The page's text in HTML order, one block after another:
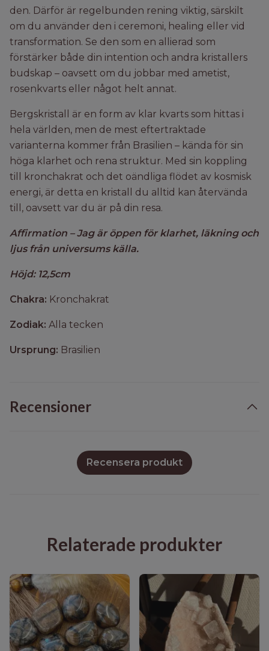
den. Därför är regelbunden rening viktig, särskilt
om du använder den i ceremoni, healing eller vid
transformation. Se den som en allierad som
förstärker både din intention och andra kristallers
budskap – oavsett om du jobbar med ametist,
rosenkvarts eller något helt annat.
Bergskristall är en form av klar kvarts som hittas i
hela världen, men de mest eftertraktade
varianterna kommer från Brasilien – kända för sin
höga klarhet och rena struktur. Med sin koppling
till kronchakrat och det oändliga flödet av kosmisk
energi, är detta en kristall du alltid kan återvända
till, oavsett var du är på din resa.
Affirmation – Jag är öppen för klarhet, läkning och
ljus från universums källa.
Höjd: 12,5cm
Chakra: Kronchakrat
Zodiak: Alla tecken
Ursprung: Brasilien
Recensioner
Recensera produkt
Relaterade produkter